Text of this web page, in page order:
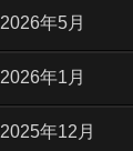
2026年5月
2026年1月
2025年12月